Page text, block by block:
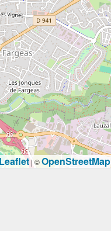
Leaflet | ©OpenStreetMap